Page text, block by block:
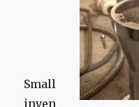
Small
inven